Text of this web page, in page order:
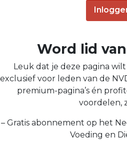
Word lid
Leuk dat je deze pagina
exclusief voor leden van de
premium-pagina’s én
voordelen,
– Gratis abonnement op het
Voeding en